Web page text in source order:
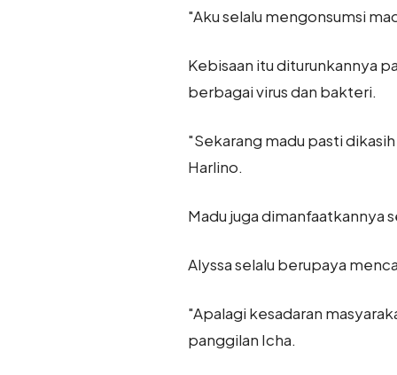
"Aku selalu mengonsumsi
Kebisaan itu diturunkannya
berbagai virus dan bakteri.
"Sekarang madu pasti
Harlino.
Madu juga dimanfaatkannya
Alyssa selalu berupaya
"Apalagi kesadaran
panggilan Icha.